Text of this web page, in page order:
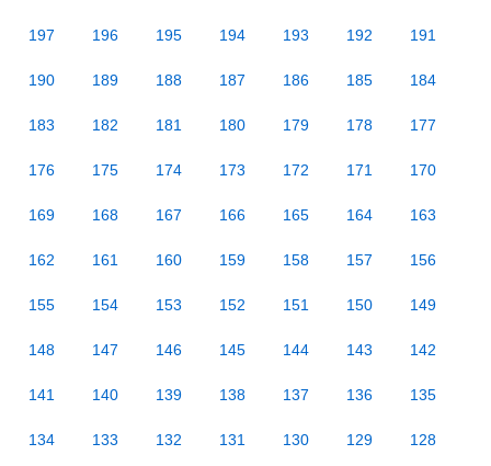
197 196 195 194 193 192 191
190 189 188 187 186 185 184
183 182 181 180 179 178 177
176 175 174 173 172 171 170
169 168 167 166 165 164 163
162 161 160 159 158 157 156
155 154 153 152 151 150 149
148 147 146 145 144 143 142
141 140 139 138 137 136 135
134 133 132 131 130 129 128